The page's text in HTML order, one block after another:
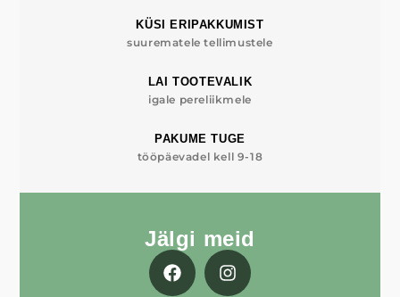
KÜSI ERIPAKKUMIST
suurematele tellimustele
LAI TOOTEVALIK
igale pereliikmele
PAKUME TUGE
tööpäevadel kell 9-18
Jälgi meid